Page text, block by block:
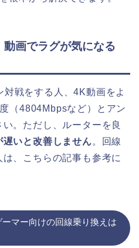
画でラグが気になる
戦をする人、4K動画をよ
（4804Mbpsなど）とアン
。ただし、ルーターを良
いと改善しません。回線
、こちらの記事も参考に
マー向けの回線乗り換えは